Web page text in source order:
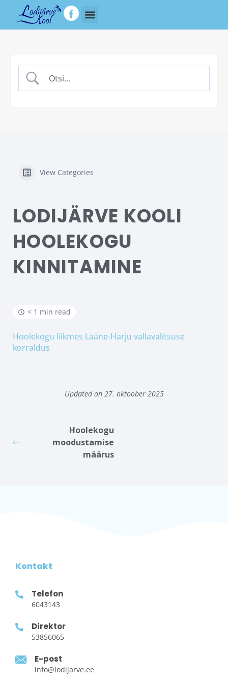
View Categories
LODIJÄRVE KOOLI
HOOLEKOGU
KINNITAMINE
< 1 min read
Hoolekogu liikmes Lääne-Harju vallavalitsuse
korraldus
Updated on 27. oktoober 2025
Hoolekogu
moodustamise
määrus
Kontakt
Telefon
6043143
Direktor
53856065
E-post
info@lodijarve.ee